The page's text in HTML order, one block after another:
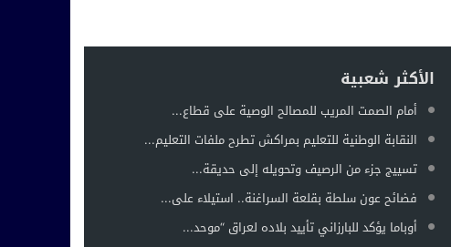
الأكثر شعبية
أمام الصمت المريب للمصالح الوصية على قطاع...
النقابة الوطنية للتعليم بمراكش تطرح ملفات التعليم...
تسييج جزء من الرصيف وتحويله إلى حديقة...
فضائح عون سلطة بقلعة السراغنة.. استيلاء على...
أوباما يؤكد للبارزاني تأييد بلاده لعراق “موحد...